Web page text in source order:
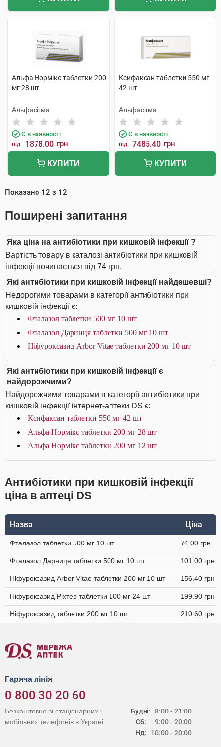
Альфа Нормікс таблетки 200
мг 28 шт
Альфасігма
Є в наявності
від 1878.00 грн
КУПИТИ
Ксифаксан таблетки 550 мг
42 шт
Альфасігма
Є в наявності
від 7485.40 грн
КУПИТИ
Показано 12 з 12
Поширені запитання
Яка ціна на антибіотики при кишковій інфекції ?
Вартість товару в каталозі антибіотики при кишковій
інфекції починається від 74 грн.
Які антибіотики при кишковій інфекції найдешевші?
Недорогими товарами в категорії антибіотики при
кишковій інфекції є:
Фталазол таблетки 500 мг 10 шт
Фталазол Дарниця таблетки 500 мг 10 шт
Ніфуроксазид Arbor Vitae таблетки 200 мг 10 шт
Які антибіотики при кишковій інфекції є
найдорожчими?
Найдорожчими товарами в категорії антибіотики при
кишковій інфекції інтернет-аптеки DS є:
Ксифаксан таблетки 550 мг 42 шт
Альфа Нормікс таблетки 200 мг 28 шт
Альфа Нормікс таблетки 200 мг 12 шт
Антибіотики при кишковій інфекції
ціна в аптеці DS
Назва Ціна
Фталазол таблетки 500 мг 10 шт 74.00 грн
Фталазол Дарниця таблетки 500 мг 10 шт 101.00 грн
Ніфуроксазид Arbor Vitae таблетки 200 мг 10 шт 156.40 грн
Ніфуроксазид Ріхтер таблетки 100 мг 24 шт 199.90 грн
Ніфуроксазид таблетки 200 мг 10 шт 210.60 грн
Гаряча лінія
0 800 30 20 60
Будні:
Сб:
Нд:
8:00 - 21:00
9:00 - 20:00
10:00 - 20:00
Безкоштовно зі стаціонарних і
мобільних телефонів в Україні